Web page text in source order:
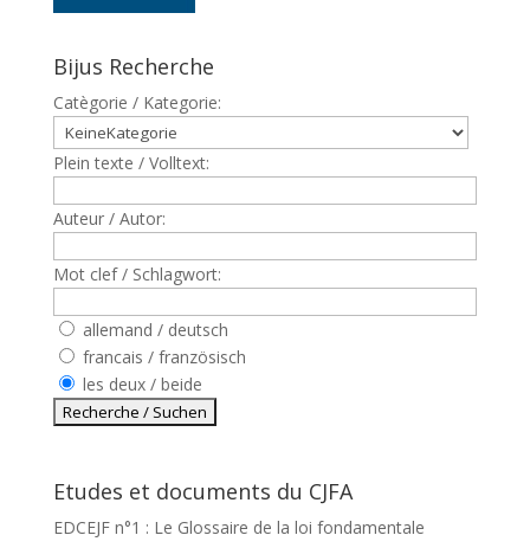
Bijus Recherche
Catègorie / Kategorie:
Plein texte / Volltext:
Auteur / Autor:
Mot clef / Schlagwort:
allemand / deutsch
francais / französisch
les deux / beide
Etudes et documents du CJFA
EDCEJF n°1 : Le Glossaire de la loi fondamentale